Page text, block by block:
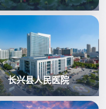
长兴县人民医院